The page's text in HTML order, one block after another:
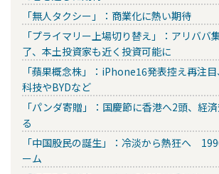
「無人タクシー」：商業化に熱い期待
「プライマリー上場切り替え」：アリババ
了、本土投資家も近く投資可能に
「蘋果概念株」：iPhone16発表控え再注
科技やBYDなど
「パンダ寄贈」：国慶節に香港へ2頭、経
る
「中国股民の誕生」：冷淡から熱狂へ
ーム